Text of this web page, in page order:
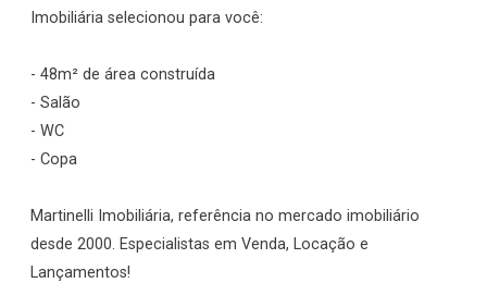
Imobiliária selecionou para você:
- 48m² de área construída
- Salão
- WC
- Copa
Martinelli Imobiliária, referência no mercado imobiliário
desde 2000. Especialistas em Venda, Locação e
Lançamentos!